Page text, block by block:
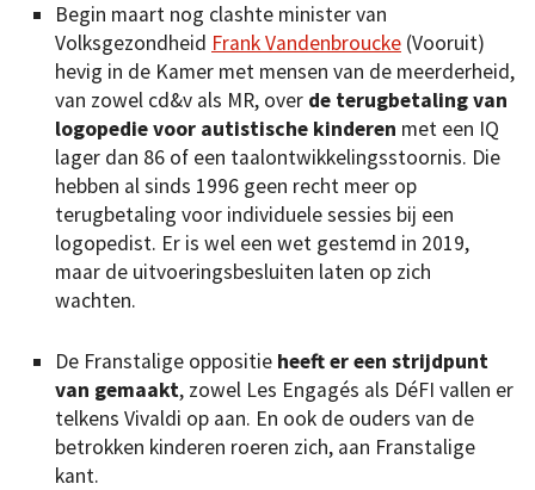
Begin maart nog clashte minister van
Volksgezondheid Frank Vandenbroucke (Vooruit)
hevig in de Kamer met mensen van de meerderheid,
van zowel cd&v als MR, over de terugbetaling van
logopedie voor autistische kinderen met een IQ
lager dan 86 of een taalontwikkelingsstoornis. Die
hebben al sinds 1996 geen recht meer op
terugbetaling voor individuele sessies bij een
logopedist. Er is wel een wet gestemd in 2019,
maar de uitvoeringsbesluiten laten op zich
wachten.
De Franstalige oppositie heeft er een strijdpunt
van gemaakt, zowel Les Engagés als DéFI vallen er
telkens Vivaldi op aan. En ook de ouders van de
betrokken kinderen roeren zich, aan Franstalige
kant.